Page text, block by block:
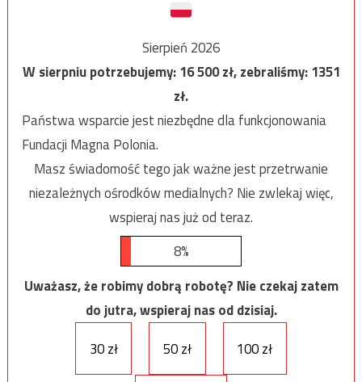
Sierpień 2026
W sierpniu potrzebujemy:16 500zł, zebraliśmy:1351
zł.
Państwa wsparcie jest niezbędne dla funkcjonowania
Fundacji Magna Polonia.
Masz świadomość tego jak ważne jest przetrwanie
niezależnych ośrodków medialnych? Nie zwlekaj więc,
wspieraj nas już od teraz.
8%
Uważasz, że robimy dobrą robotę? Nie czekaj zatem
do jutra, wspieraj nas od dzisiaj.
30 zł
50 zł 100 zł